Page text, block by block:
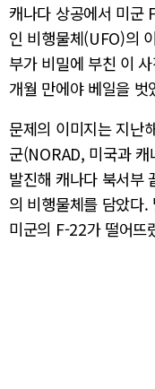
캐나다 상공에서 미군
인 비행물체(UFO)의
부가 비밀에 부친 이
개월 만에야 베일을 벗
문제의 이미지는 지난
군(NORAD, 미국과
발진해 캐나다 북서부
의 비행물체를 담았다
미군의 F-22가 떨어뜨